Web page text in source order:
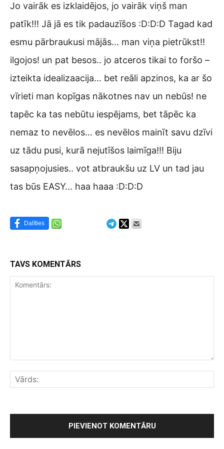
Jo vairāk es izklaidējos, jo vairāk viņš man
patīk!!! Jā jā es tik padauzīšos :D:D:D Tagad kad
esmu pārbraukusi mājās… man viņa pietrūkst!!
ilgojos! un pat besos.. jo atceros tikai to foršo –
izteikta idealizaacija… bet reāli apzinos, ka ar šo
vīrieti man kopīgas nākotnes nav un nebūs! ne
tapēc ka tas nebūtu iespējams, bet tāpēc ka
nemaz to nevēlos… es nevēlos mainīt savu dzīvi
uz tādu pusi, kurā nejutīšos laimīga!!! Biju
sasapņojusies.. vot atbraukšu uz LV un tad jau
tas būs EASY… haa haaa :D:D:D
Dalīties
TAVS KOMENTĀRS